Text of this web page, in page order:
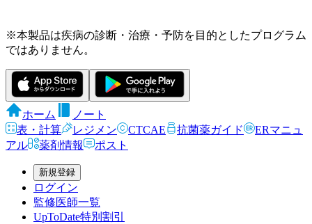
※本製品は疾病の診断・治療・予防を目的としたプログラム
ではありません。
ホーム
ノート
表・計算
レジメン CTCAE 抗菌薬ガイド
ERマニュ
アル
薬剤情報 ポスト
新規登録
ログイン
監修医師一覧
UpToDate特別割引